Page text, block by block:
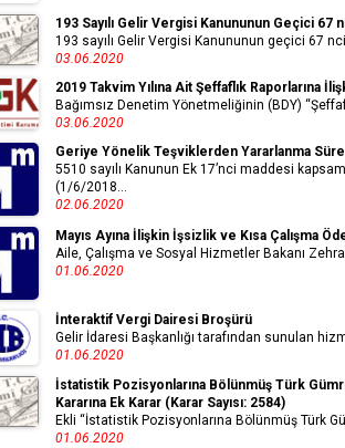
193 Sayılı Gelir Vergisi Kanununun Geçici 67
193 sayılı Gelir Vergisi Kanununun geçici 67
03.06.2020
2019 Takvim Yılına Ait Şeffaflık Raporlarına
Bağımsız Denetim Yönetmeliğinin (BDY)
03.06.2020
Geriye Yönelik Teşviklerden Yararlanma
5510 sayılı Kanunun Ek 17’nci maddesi
(1/6/2018...
02.06.2020
Mayıs Ayına İlişkin İşsizlik ve Kısa Çalışma
Aile, Çalışma ve Sosyal Hizmetler Bakanı
01.06.2020
İnteraktif Vergi Dairesi Broşürü
Gelir İdaresi Başkanlığı tarafından sunulan
01.06.2020
İstatistik Pozisyonlarına Bölünmüş Türk
Kararına Ek Karar (Karar Sayısı: 2584)
Ekli “İstatistik Pozisyonlarına Bölünmüş Türk
01.06.2020